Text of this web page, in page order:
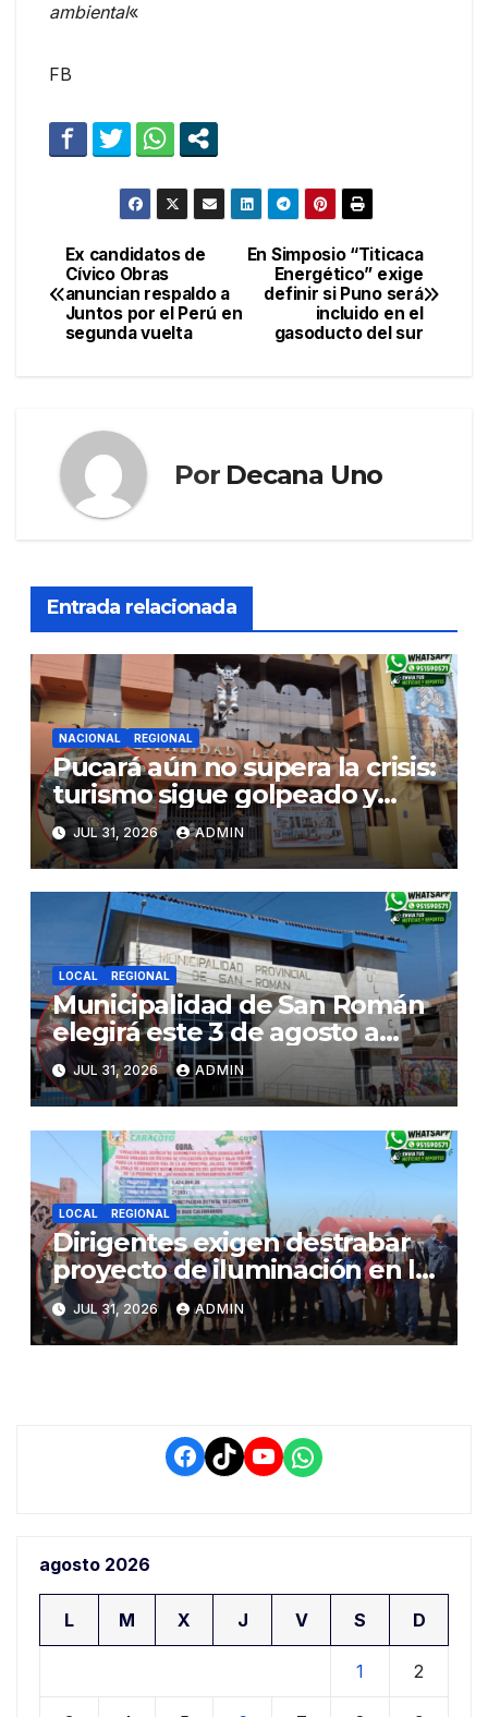
ambiental«
FB
Navegación
de
entradas
En Simposio “Titicaca
Energético” exige
definir si Puno será
incluido en el
gasoducto del sur
Ex candidatos de
Cívico Obras
anuncian respaldo a
Juntos por el Perú en
segunda vuelta
Por Decana Uno
Entrada relacionada
NACIONAL REGIONAL
Pucará aún no supera la crisis:
turismo sigue golpeado y
alcaldesa exige al nuevo
Gobierno fondos para obras
paralizadas
JUL 31, 2026 ADMIN
LOCAL REGIONAL
Municipalidad de San Román
elegirá este 3 de agosto a
representantes del Comité
de Seguridad y Salud en el
Trabajo
JUL 31, 2026 ADMIN
LOCAL REGIONAL
Dirigentes exigen destrabar
proyecto de iluminación en la
salida a Puno y alertan por
demora que pone en riesgo a
conductores
JUL 31, 2026 ADMIN
Facebook
TikTokYouTube
WhatsApp
agosto 2026
L M X J V S D
1 2